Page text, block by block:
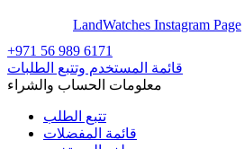
LandWatches Instagram Page
+971 56 989 6171
قائمة المستخدم وتتبع الطلبات
معلومات الحساب والشراء
تتبع الطلب
قائمة المفضلات